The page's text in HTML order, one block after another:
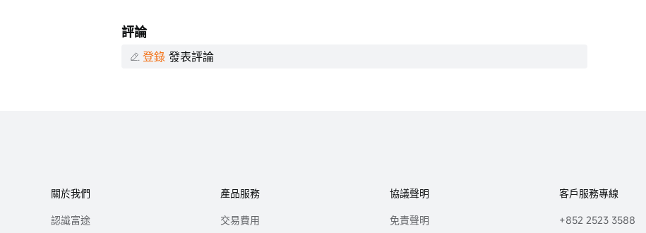
評論
登錄 發表評論
關於我們
認識富途
產品服務
交易費用
協議聲明
免責聲明
客戶服務專線
+852 2523 3588